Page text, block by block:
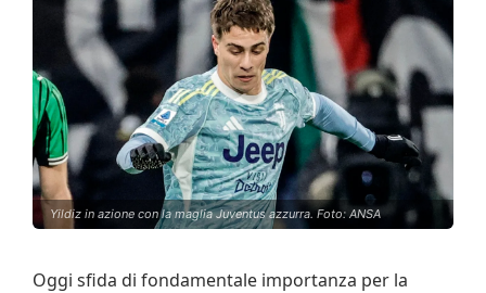
Yildiz in azione con la maglia Juventus azzurra. Foto: ANSA
Oggi sfida di fondamentale importanza per la